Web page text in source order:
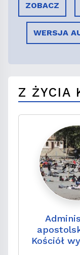
ZOBACZ
WERSJA
Z ŻYCIA
Kościół